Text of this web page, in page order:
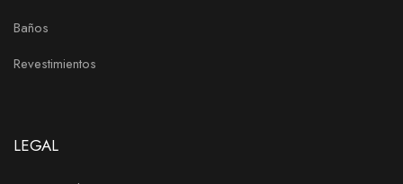
Baños
Revestimientos
LEGAL